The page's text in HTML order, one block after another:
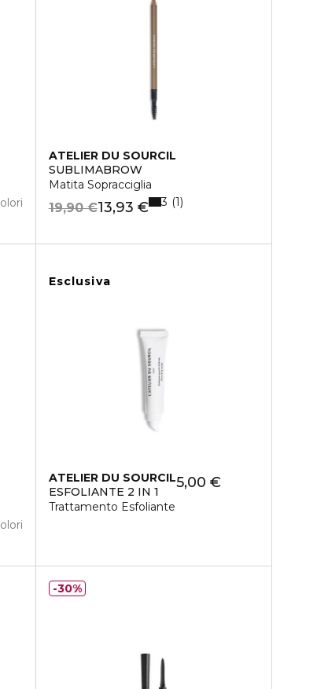
ATELIER DU SOURCIL
SUBLIMABROW
Matita Sopracciglia
13,93 €
19,90 € 3 1
Esclusiva
ATELIER DU SOURCIL
ESFOLIANTE 2 IN 1
Trattamento Esfoliante
5,00 €
30%